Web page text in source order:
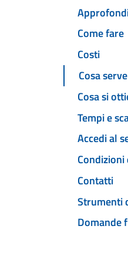
Come fare
Costi
Cosa serve
Cosa si
Tempi e
Accedi al
Contatti
Strumenti
Domande